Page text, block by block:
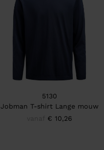
5130
Jobman T-shirt Lange mouw
€ 10,26